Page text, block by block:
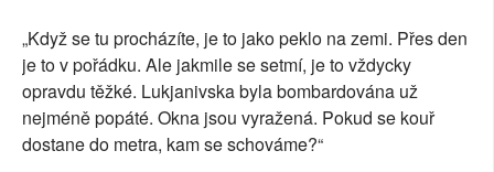
„Když se tu procházíte, je to jako peklo na zemi. Přes den
je to v pořádku. Ale jakmile se setmí, je to vždycky
opravdu těžké. Lukjanivska byla bombardována už
nejméně popáté. Okna jsou vyražená. Pokud se kouř
dostane do metra, kam se schováme?“